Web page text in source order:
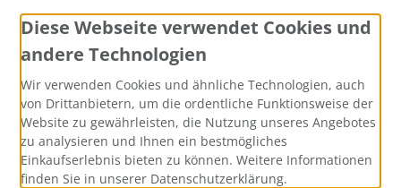
Sitemap
Zahlungsmethoden
Diese Webseite verwendet Cookies und
andere Technologien
Wir verwenden Cookies und ähnliche Technologien, auch
von Drittanbietern, um die ordentliche Funktionsweise der
Website zu gewährleisten, die Nutzung unseres Angebotes
zu analysieren und Ihnen ein bestmögliches
Einkaufserlebnis bieten zu können. Weitere Informationen
finden Sie in unserer Datenschutzerklärung.